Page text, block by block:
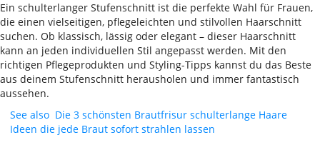
Ein schulterlanger Stufenschnitt ist die perfekte Wahl für Frauen,
die einen vielseitigen, pflegeleichten und stilvollen Haarschnitt
suchen. Ob klassisch, lässig oder elegant – dieser Haarschnitt
kann an jeden individuellen Stil angepasst werden. Mit den
richtigen Pflegeprodukten und Styling-Tipps kannst du das Beste
aus deinem Stufenschnitt herausholen und immer fantastisch
aussehen.
See also Die 3 schönsten Brautfrisur schulterlange Haare
Ideen die jede Braut sofort strahlen lassen